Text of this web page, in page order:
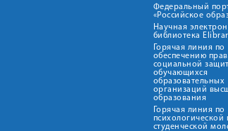
Федеральный
«Российское
Научная
библиотека
Горячая линия по
обеспечению
социальной
обучающихся
образовательных
организаций
образования
Горячая линия по
студенческой